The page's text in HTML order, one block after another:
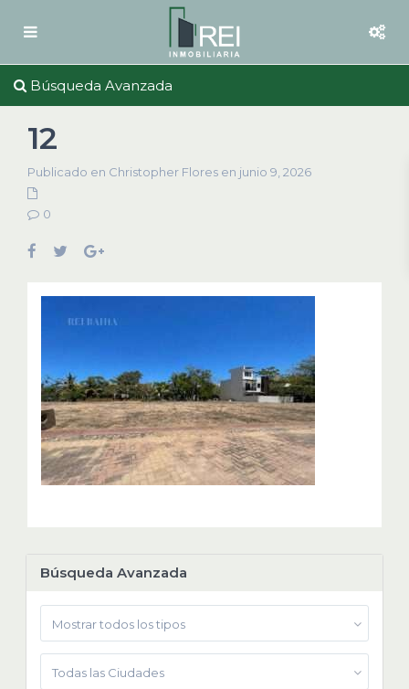
Búsqueda Avanzada
12
Publicado en Christopher Flores en junio 9, 2026
0
Búsqueda Avanzada
Mostrar todos los tipos
Todas las Ciudades